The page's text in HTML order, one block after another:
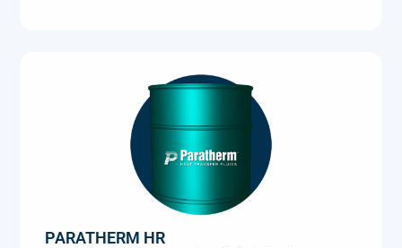
PARATHERM HR